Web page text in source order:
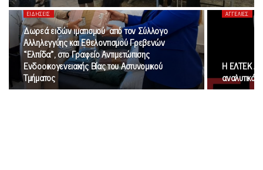
ΕΙΔΉΣΕΙΣ
Δωρεά ειδών ιματισμού από τον Σύλλογο
Αλληλεγγύης και Εθελοντισμού Γρεβενών
«Ελπίδα», στο Γραφείο Αντιμετώπισης
Ενδοοικογενειακής Βίας του Αστυνομικού
Τμήματος
ΑΓΓΕΛΊΕΣ
Η ΕΛΤΕΚ
αναλυτικά